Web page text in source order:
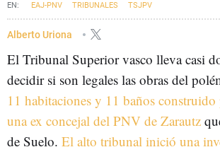
EAJ-PNV TRIBUNALES TSJPV
Alberto Uriona
El Tribunal Superior vasco lleva casi
decidir si son legales las obras del
11 habitaciones y 11 baños
una ex concejal del PNV de Zarautz
de Suelo. El alto tribunal inició una